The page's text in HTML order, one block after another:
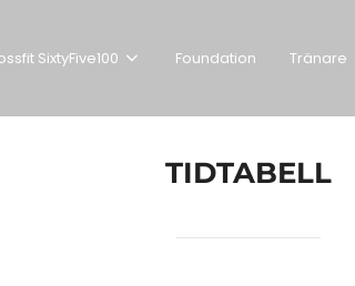
SixtyFive100 Foundation Tränare
TIDTABELL